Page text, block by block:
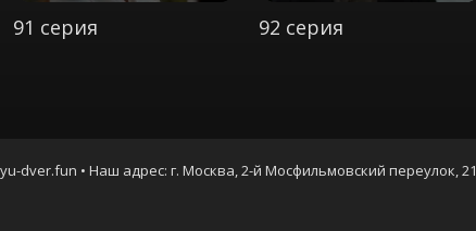
91 серия 92 серия
dver.fun • Наш адрес: г. Москва, 2-й Мосфильмовский переулок, 21